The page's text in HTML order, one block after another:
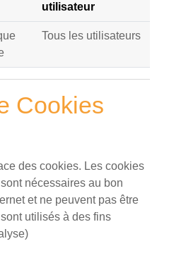
utilisateur
Tous les utilisateurs
Cookies
des cookies. Les cookies
nécessaires au bon
et ne peuvent pas être
utilisés à des fins